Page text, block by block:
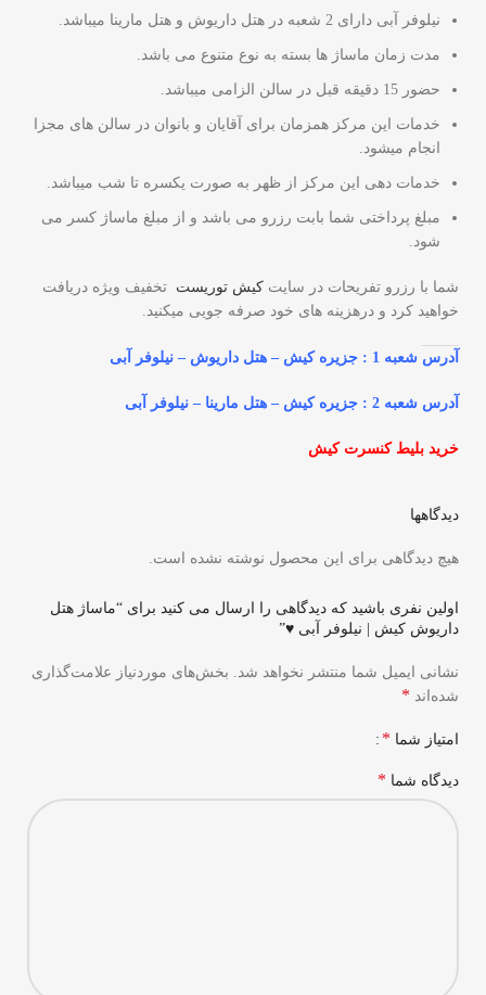
نیلوفر آبی دارای 2 شعبه در هتل داریوش و هتل مارینا میباشد.
مدت زمان ماساژ ها بسته به نوع متنوع می باشد.
حضور 15 دقیقه قبل در سالن الزامی میباشد.
خدمات این مرکز همزمان برای آقایان و بانوان در سالن های مجزا
انجام میشود.
خدمات دهی این مرکز از ظهر به صورت یکسره تا شب میباشد.
مبلغ پرداختی شما بابت رزرو می باشد و از مبلغ ماساژ کسر می
شود.
شما با رزرو تفریحات در سایت کیش توریست تخفیف ویژه دریافت
خواهید کرد و درهزینه های خود صرفه جویی میکنید.
آدرس شعبه 1 : جزیره کیش – هتل داریوش – نیلوفر آبی
آدرس شعبه 2 : جزیره کیش – هتل مارینا – نیلوفر آبی
خرید بلیط کنسرت کیش
دیدگاهها
هیچ دیدگاهی برای این محصول نوشته نشده است.
اولین نفری باشید که دیدگاهی را ارسال می کنید برای “ماساژ هتل
داریوش کیش | نیلوفر آبی ♥”
نشانی ایمیل شما منتشر نخواهد شد.
بخش‌های موردنیاز علامت‌گذاری
شده‌اند *
امتیاز شما *
دیدگاه شما *